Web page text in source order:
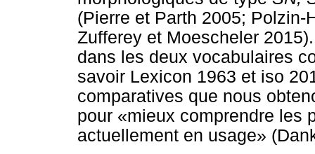
(Pierre et Parth 2005;
Zufferey et Moescheler
dans les deux vocabulaires
savoir Lexicon 1963 et iso
comparatives que nous
pour «mieux comprendre les
actuellement en usage»